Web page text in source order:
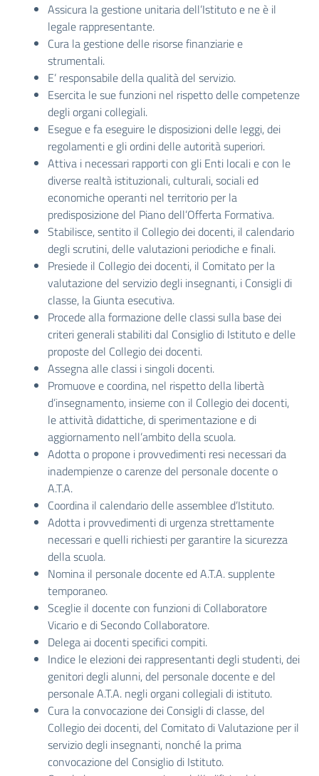
Assicura la gestione unitaria dell’Istituto e ne è il
legale rappresentante.
Cura la gestione delle risorse finanziarie e
strumentali.
E’ responsabile della qualità del servizio.
Esercita le sue funzioni nel rispetto delle competenze
degli organi collegiali.
Esegue e fa eseguire le disposizioni delle leggi, dei
regolamenti e gli ordini delle autorità superiori.
Attiva i necessari rapporti con gli Enti locali e con le
diverse realtà istituzionali, culturali, sociali ed
economiche operanti nel territorio per la
predisposizione del Piano dell’Offerta Formativa.
Stabilisce, sentito il Collegio dei docenti, il calendario
degli scrutini, delle valutazioni periodiche e finali.
Presiede il Collegio dei docenti, il Comitato per la
valutazione del servizio degli insegnanti, i Consigli di
classe, la Giunta esecutiva.
Procede alla formazione delle classi sulla base dei
criteri generali stabiliti dal Consiglio di Istituto e delle
proposte del Collegio dei docenti.
Assegna alle classi i singoli docenti.
Promuove e coordina, nel rispetto della libertà
d’insegnamento, insieme con il Collegio dei docenti,
le attività didattiche, di sperimentazione e di
aggiornamento nell’ambito della scuola.
Adotta o propone i provvedimenti resi necessari da
inadempienze o carenze del personale docente o
A.T.A.
Coordina il calendario delle assemblee d’Istituto.
Adotta i provvedimenti di urgenza strettamente
necessari e quelli richiesti per garantire la sicurezza
della scuola.
Nomina il personale docente ed A.T.A. supplente
temporaneo.
Sceglie il docente con funzioni di Collaboratore
Vicario e di Secondo Collaboratore.
Delega ai docenti specifici compiti.
Indice le elezioni dei rappresentanti degli studenti, dei
genitori degli alunni, del personale docente e del
personale A.T.A. negli organi collegiali di istituto.
Cura la convocazione dei Consigli di classe, del
Collegio dei docenti, del Comitato di Valutazione per il
servizio degli insegnanti, nonché la prima
convocazione del Consiglio di Istituto.